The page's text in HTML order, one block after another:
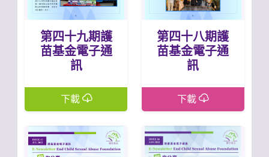
第四十九期護
苗基金電子通
訊
下載
第四十八期護
苗基金電子通
訊
下載